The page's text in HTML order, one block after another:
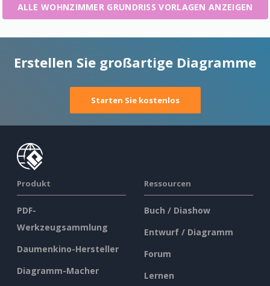
ALLE WOHNZIMMER GRUNDRISS VORLAGEN ANZEIGEN
Erstellen Sie großartige Diagramme
Starten Sie kostenlos
Produkt
PDF-
Werkzeugsammlung
Daumenkino-Hersteller
Diagramm-Macher
Ressourcen
Buch / Diashow
Entwurf / Diagramm
Forum
Lernen